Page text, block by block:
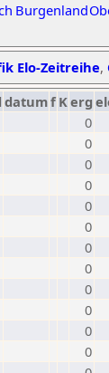
Burgenland
Elo-Zeitreihe,
datumf Kerg
0
0
0
0
0
0
0
0
0
0
0
0